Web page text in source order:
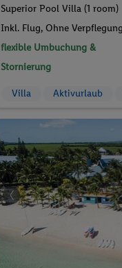
Superior Pool Villa (1 room)
Inkl. Flug, Ohne Verpflegung
flexible Umbuchung &
Stornierung
Villa Aktivurlaub